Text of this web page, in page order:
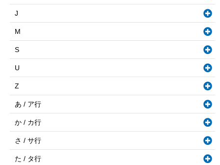
J
M
S
U
Z
あ / ア行
か / カ行
さ / サ行
た / タ行